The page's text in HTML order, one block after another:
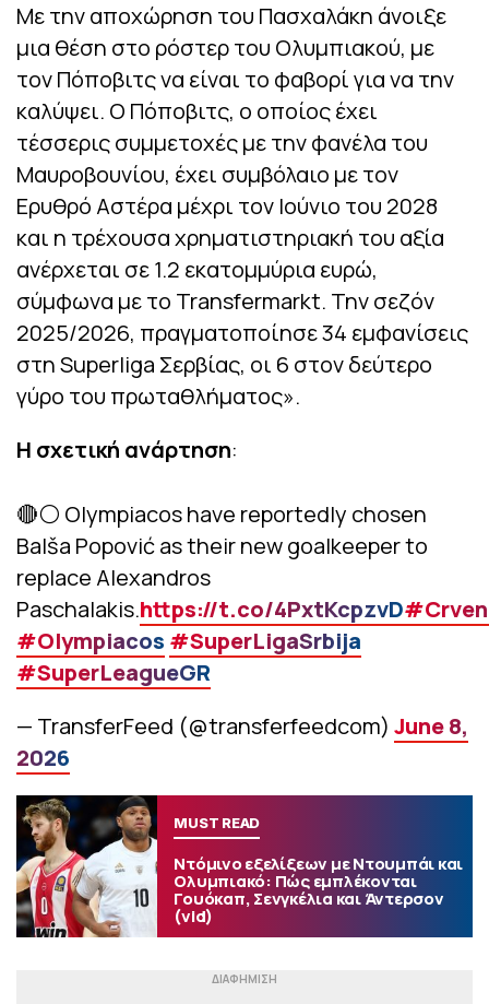
Με την αποχώρηση του Πασχαλάκη άνοιξε
μια θέση στο ρόστερ του Ολυμπιακού, με
τον Πόποβιτς να είναι το φαβορί για να την
καλύψει. Ο Πόποβιτς, ο οποίος έχει
τέσσερις συμμετοχές με την φανέλα του
Μαυροβουνίου, έχει συμβόλαιο με τον
Ερυθρό Αστέρα μέχρι τον Ιούνιο του 2028
και η τρέχουσα χρηματιστηριακή του αξία
ανέρχεται σε 1.2 εκατομμύρια ευρώ,
σύμφωνα με το Transfermarkt. Την σεζόν
2025/2026, πραγματοποίησε 34 εμφανίσεις
στη Superliga Σερβίας, οι 6 στον δεύτερο
γύρο του πρωταθλήματος».
Η σχετική ανάρτηση:
🔴⚪ Olympiacos have reportedly chosen
Balša Popović as their new goalkeeper to
replace Alexandros
Paschalakis.https://t.co/4PxtKcpzvD
#Olympiacos #SuperLigaSrbija
#SuperLeagueGR
— TransferFeed (@transferfeedcom) June 8,
2026
MUST READ
Ντόμινο εξελίξεων με Ντουμπάι και
Ολυμπιακό: Πώς εμπλέκονται
Γουόκαπ, Σενγκέλια και Άντερσον
(vid)